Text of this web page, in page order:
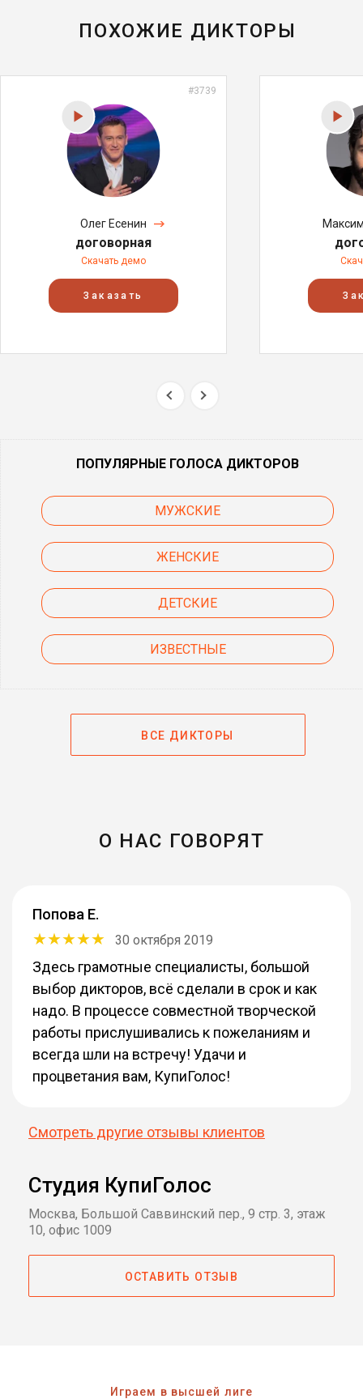
ПОХОЖИЕ ДИКТОРЫ
#3739
Олег Есенин
договорная
Скачать демо
Заказать
ПОПУЛЯРНЫЕ ГОЛОСА ДИКТОРОВ
МУЖСКИЕ
ЖЕНСКИЕ
ДЕТСКИЕ
ИЗВЕСТНЫЕ
ВСЕ ДИКТОРЫ
О НАС ГОВОРЯТ
Попова Е.
30 октября 2019
Здесь грамотные специалисты, большой
выбор дикторов, всё сделали в срок и как
надо. В процессе совместной творческой
работы прислушивались к пожеланиям и
всегда шли на встречу! Удачи и
процветания вам, КупиГолос!
Смотреть другие отзывы клиентов
Студия КупиГолос
Москва, Большой Саввинский пер., 9 стр. 3, этаж
10, офис 1009
ОСТАВИТЬ ОТЗЫВ
Играем в высшей лиге